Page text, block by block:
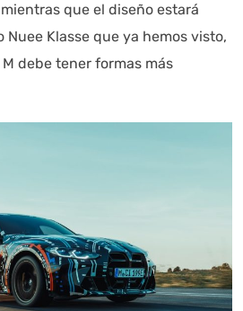
que el diseño estará
Klasse que ya hemos visto,
debe tener formas más